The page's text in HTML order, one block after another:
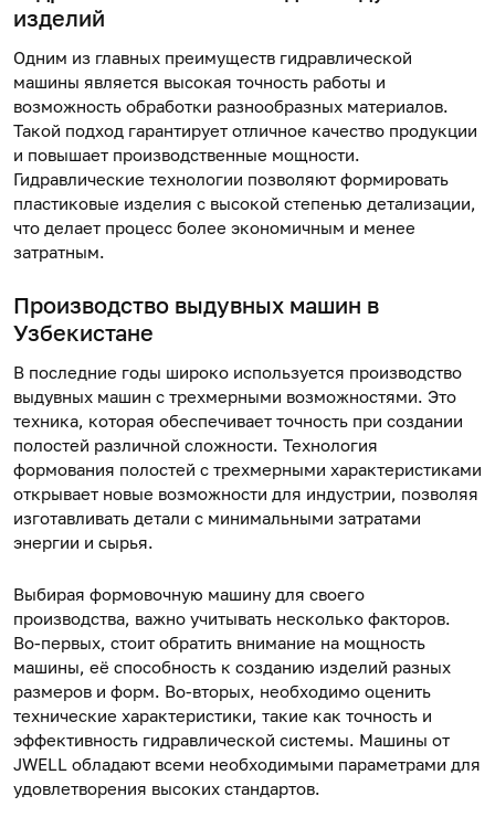
изделий
Одним из главных преимуществ гидравлической
машины является высокая точность работы и
возможность обработки разнообразных материалов.
Такой подход гарантирует отличное качество продукции
и повышает производственные мощности.
Гидравлические технологии позволяют формировать
пластиковые изделия с высокой степенью детализации,
что делает процесс более экономичным и менее
затратным.
Производство выдувных машин в
Узбекистане
В последние годы широко используется производство
выдувных машин с трехмерными возможностями. Это
техника, которая обеспечивает точность при создании
полостей различной сложности. Технология
формования полостей с трехмерными характеристиками
открывает новые возможности для индустрии, позволяя
изготавливать детали с минимальными затратами
энергии и сырья.
Выбирая формовочную машину для своего
производства, важно учитывать несколько факторов.
Во-первых, стоит обратить внимание на мощность
машины, её способность к созданию изделий разных
размеров и форм. Во-вторых, необходимо оценить
технические характеристики, такие как точность и
эффективность гидравлической системы. Машины от
JWELL обладают всеми необходимыми параметрами для
удовлетворения высоких стандартов.